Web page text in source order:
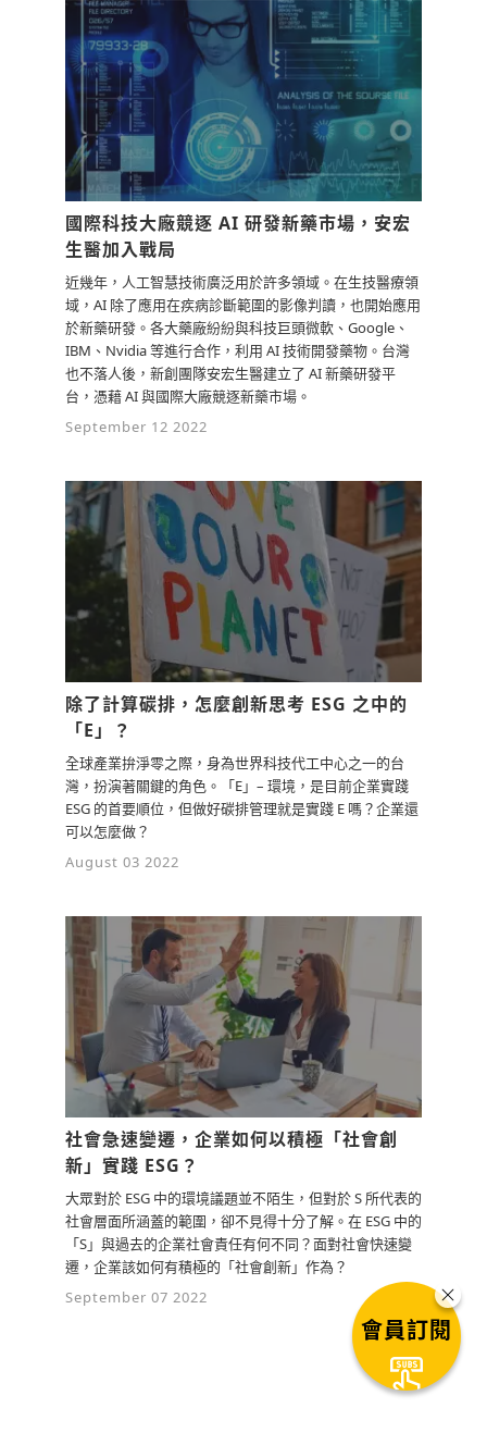
國際科技大廠競逐 AI 研發新藥市場，安宏
生醫加入戰局
近幾年，人工智慧技術廣泛用於許多領域。在生技醫療領
域，AI 除了應用在疾病診斷範圍的影像判讀，也開始應用
於新藥研發。各大藥廠紛紛與科技巨頭微軟、Google、
IBM、Nvidia 等進行合作，利用 AI 技術開發藥物。台灣
也不落人後，新創團隊安宏生醫建立了 AI 新藥研發平
台，憑藉 AI 與國際大廠競逐新藥市場。
September 12 2022
除了計算碳排，怎麼創新思考 ESG 之中的
「E」？
全球產業拚淨零之際，身為世界科技代工中心之一的台
灣，扮演著關鍵的角色。「E」– 環境，是目前企業實踐
ESG 的首要順位，但做好碳排管理就是實踐 E 嗎？企業還
可以怎麼做？
August 03 2022
社會急速變遷，企業如何以積極「社會創
新」實踐 ESG？
大眾對於 ESG 中的環境議題並不陌生，但對於 S 所代表的
社會層面所涵蓋的範圍，卻不見得十分了解。在 ESG 中的
「S」與過去的企業社會責任有何不同？面對社會快速變
遷，企業該如何有積極的「社會創新」作為？
September 07 2022
會員訂閱